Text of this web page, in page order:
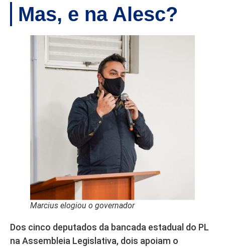
Mas, e na Alesc?
Marcius elogiou o governador
Dos cinco deputados da bancada estadual do PL
na Assembleia Legislativa, dois apoiam o